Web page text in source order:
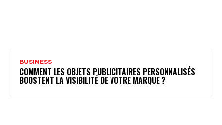
BUSINESS
COMMENT LES OBJETS PUBLICITAIRES PERSONNALISÉS
BOOSTENT LA VISIBILITÉ DE VOTRE MARQUE ?